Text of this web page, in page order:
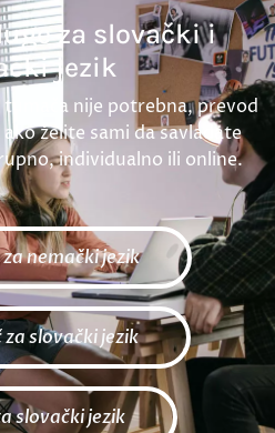
za slovački i
jezik
nije potrebna, prevod
želite sami da savladate
individualno ili online.
nemački jezik
slovački jezik
slovački jezik